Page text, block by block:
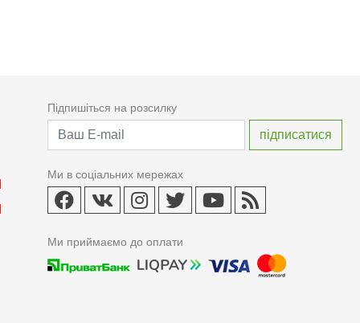
Підпишіться на розсилку
Ми в соціальних мережах
Ми приймаємо до оплати